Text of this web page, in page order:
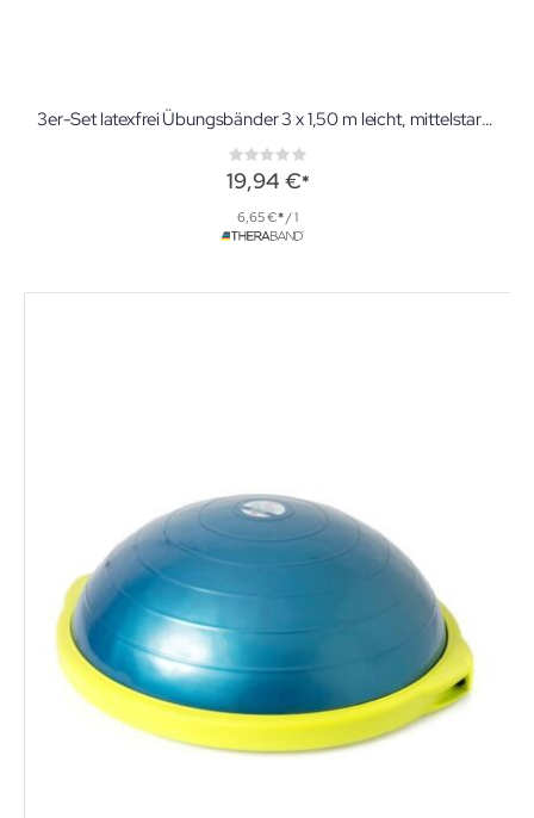
3er-Set latexfrei Übungsbänder 3 x 1,50 m leicht, mittelstark, stark
Rating:
0%
19,94 €
6,65 € / 1